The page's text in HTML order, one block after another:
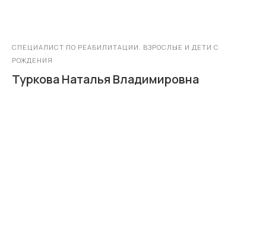
СПЕЦИАЛИСТ ПО РЕАБИЛИТАЦИИ. ВЗРОСЛЫЕ И ДЕТИ С
РОЖДЕНИЯ
Туркова Наталья Владимировна